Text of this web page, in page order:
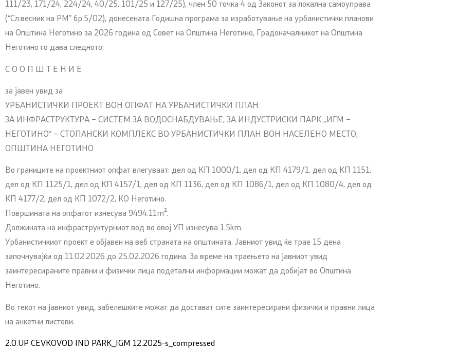
111/23, 171/24, 224/24, 40/25, 101/25 и 127/25), член 50 точка 4 од Законот за локална самоуправа
(“Сл.весник на РМ” бр.5/02), донесената Годишна програма за изработување на урбанистички планови
на Општина Неготино за 2026 година од Совет на Општина Неготино, Градоначалникот на Општина
Неготино го дава следното:
С О О П Ш Т Е Н И Е
за јавен увид за
УРБАНИСТИЧКИ ПРОЕКТ ВОН ОПФАТ НА УРБАНИСТИЧКИ ПЛАН
ЗА ИНФРАСТРУКТУРА – СИСТЕМ ЗА ВОДОСНАБДУВАЊЕ, ЗА ИНДУСТРИСКИ ПАРК „ИГМ –
НЕГОТИНО“ – СТОПАНСКИ КОМПЛЕКС ВО УРБАНИСТИЧКИ ПЛАН ВОН НАСЕЛЕНО МЕСТО,
ОПШТИНА НЕГОТИНО
Во границите на проектниот опфат влегуваат: дел од КП 1000/1, дел од КП 4179/1, дел од КП 1151,
дел од КП 1125/1, дел од КП 4157/1, дел од КП 1136, дел од КП 1086/1, дел од КП 1080/4, дел од
КП 4177/2, дел од КП 1072/2, КО Неготино.
Површината на опфатот изнесува 9494.11m².
Должината на инфраструктурниот вод во овој УП изнесува 1.5km.
Урбанистичкиот проект е објавен на веб страната на општината. Јавниот увид ќе трае 15 дена
започнувајќи од 11.02.2026 до 25.02.2026 година. За време на траењето на јавниот увид
заинтересираните правни и физички лица подетални информации можат да добијат во Општина
Неготино.
Во текот на јавниот увид, забелешките можат да достават сите заинтересирани физички и правни лица
на анкетни листови.
2.0.UP CEVKOVOD IND PARK_IGM 12.2025-s_compressed